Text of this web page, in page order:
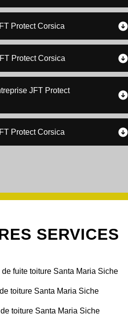
Protect Corsica
Protect Corsica
JFT Protect
Protect Corsica
SERVICES
de fuite toiture Santa Maria Siche
toiture Santa Maria Siche
toiture Santa Maria Siche